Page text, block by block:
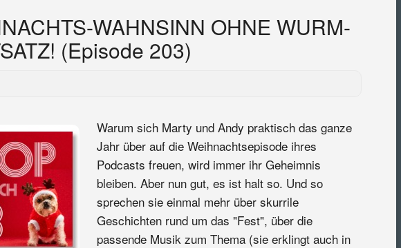
WAHNSINN OHNE WURM-
(Episode 203)
Warum sich Marty und Andy praktisch das ganze
Jahr über auf die Weihnachtsepisode ihres
Podcasts freuen, wird immer ihr Geheimnis
bleiben. Aber nun gut, es ist halt so. Und so
sprechen sie einmal mehr über skurrile
Geschichten rund um das "Fest", über die
passende Musik zum Thema (sie erklingt auch in